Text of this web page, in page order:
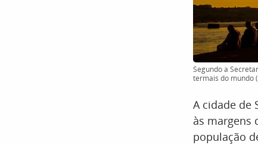
Segundo a
termais do mundo
A cidade de
às margens
população